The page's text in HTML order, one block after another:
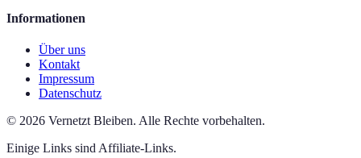
Informationen
Über uns
Kontakt
Impressum
Datenschutz
© 2026 Vernetzt Bleiben. Alle Rechte vorbehalten.
Einige Links sind Affiliate-Links.